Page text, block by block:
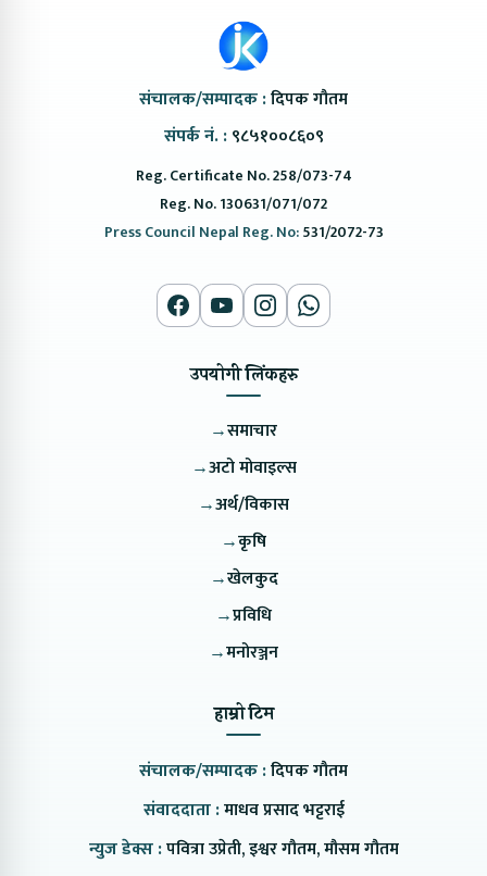
संचालक/सम्पादक :दिपक गौतम
संपर्क नं. : ९८५१००८६०९
Reg. Certificate No. 258/073-74
Reg. No. 130631/071/072
Press Council Nepal Reg. No:531/2072-73
उपयोगी लिंकहरु
→समाचार
→अटो मोवाइल्स
→अर्थ/विकास
→कृषि
→खेलकुद
→प्रविधि
→मनोरञ्जन
हाम्रो टिम
संचालक/सम्पादक :दिपक गौतम
संवाददाता :माधव प्रसाद भट्टराई
न्युज डेक्स :पवित्रा उप्रेती, इश्वर गौतम, मौसम गौतम